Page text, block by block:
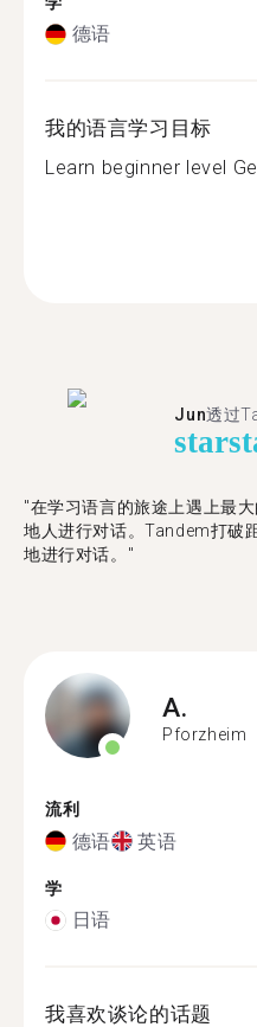
德语
我的语言学习目标
Learn beginner level
Jun透过
star
"在学习语言的旅途上遇上最
地人进行对话。Tandem打破
地进行对话。"
A.
Pforzheim
流利
德语 英语
学
日语
我喜欢谈论的话题